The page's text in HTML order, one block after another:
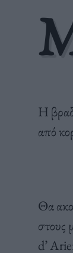
Η
από
Θα
στους
d’